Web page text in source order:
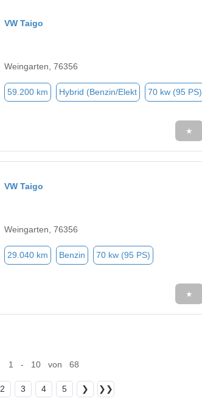
VW Taigo
Weingarten, 76356
59.200 km Hybrid (Benzin/Elekt 70 kw (95 PS)
★
VW Taigo
Weingarten, 76356
29.040 km Benzin 70 kw (95 PS)
★
1 - 10 von 68
2 3 4 5 ❯ ❯❯